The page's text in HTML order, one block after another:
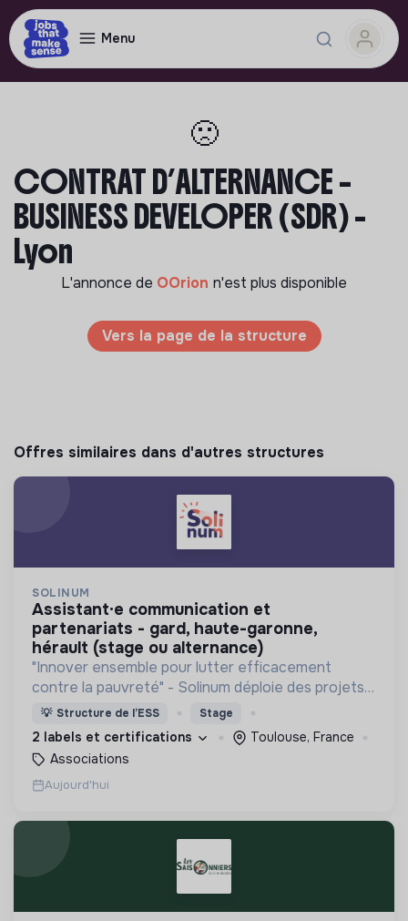
Menu
🙁
CONTRAT D’ALTERNANCE –
BUSINESS DEVELOPER (SDR) -
Lyon
L'annonce de OOrion n'est plus disponible
Vers la page de la structure
Offres similaires dans d'autres structures
SOLINUM
assistant·e communication et
partenariats - gard, haute-garonne,
hérault (stage ou alternance)
"Innover ensemble pour lutter efficacement
contre la pauvreté" - Solinum déploie des projets
d'innovation sociale qui utilisent le numérique pour
participer à la lutte contre la pauvreté
💡 Structure de l’ESS Stage
2 labels et certifications
Toulouse, France
Associations
Aujourd'hui